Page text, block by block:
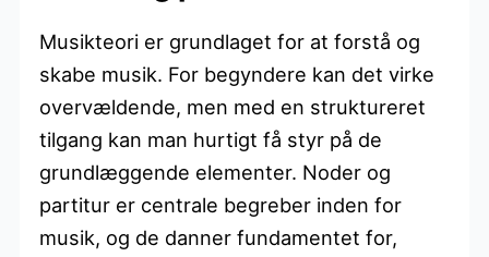
Musikteori er grundlaget for at forstå og
skabe musik. For begyndere kan det virke
overvældende, men med en struktureret
tilgang kan man hurtigt få styr på de
grundlæggende elementer. Noder og
partitur er centrale begreber inden for
musik, og de danner fundamentet for,